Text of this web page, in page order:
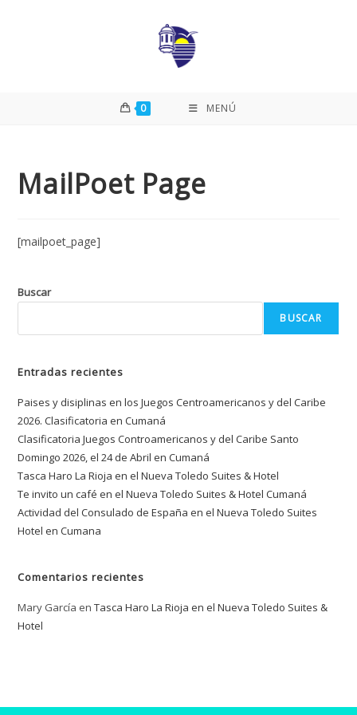
0 MENÚ
MailPoet Page
[mailpoet_page]
Buscar
BUSCAR
Entradas recientes
Paises y disiplinas en los Juegos Centroamericanos y del Caribe
2026. Clasificatoria en Cumaná
Clasificatoria Juegos Controamericanos y del Caribe Santo
Domingo 2026, el 24 de Abril en Cumaná
Tasca Haro La Rioja en el Nueva Toledo Suites & Hotel
Te invito un café en el Nueva Toledo Suites & Hotel Cumaná
Actividad del Consulado de España en el Nueva Toledo Suites
Hotel en Cumana
Comentarios recientes
Mary García enTasca Haro La Rioja en el Nueva Toledo Suites &
Hotel